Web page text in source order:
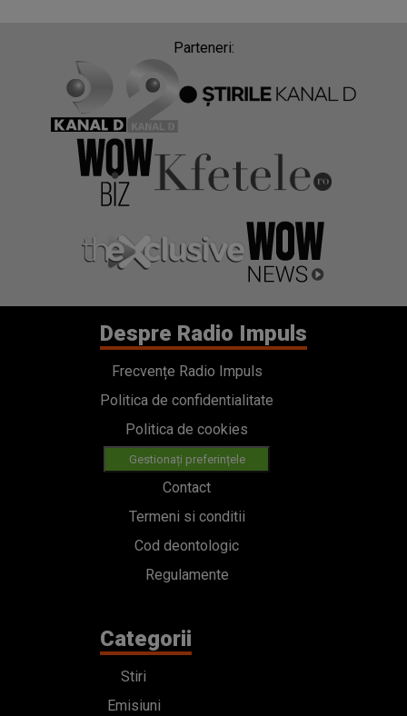
Parteneri:
Despre Radio Impuls
Frecvențe Radio Impuls
Politica de confidentialitate
Politica de cookies
Gestionați preferințele
Contact
Termeni si conditii
Cod deontologic
Regulamente
Categorii
Stiri
Emisiuni